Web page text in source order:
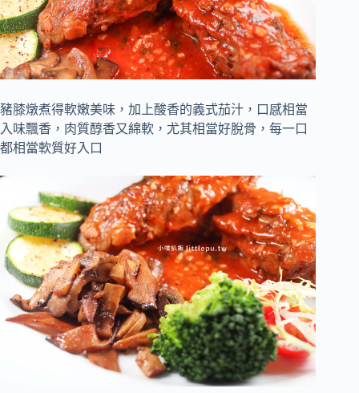
豬膝燉煮得軟嫩美味，加上酸香的義式茄汁，口感相當
入味飄香，肉質醇香又綿軟，尤其相當好脫骨，每一口
都相當軟質好入口